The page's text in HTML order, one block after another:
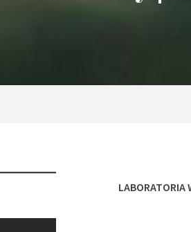
LABORATORIA